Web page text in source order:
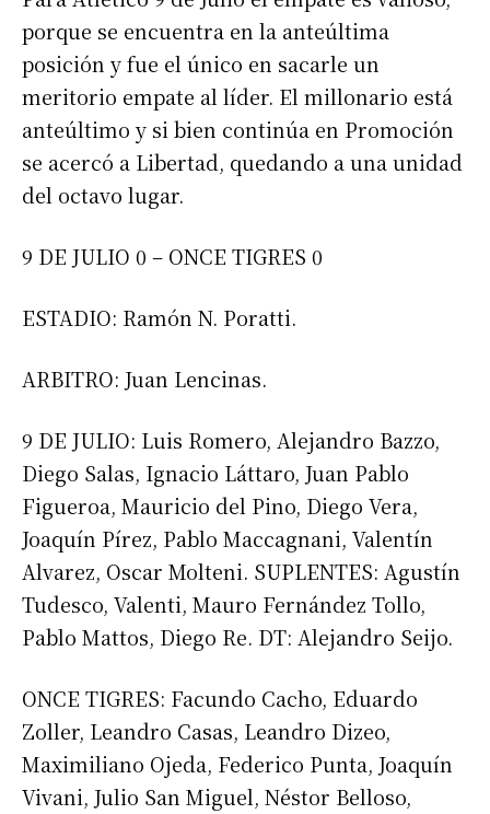
Nombre
Apellidos
Número de teléfono
porque se encuentra en la anteúltima
posición y fue el único en sacarle un
meritorio empate al líder. El millonario está
anteúltimo y si bien continúa en Promoción
se acercó a Libertad, quedando a una unidad
del octavo lugar.
9 DE JULIO 0 – ONCE TIGRES 0
ESTADIO: Ramón N. Poratti.
ARBITRO: Juan Lencinas.
9 DE JULIO: Luis Romero, Alejandro Bazzo,
Diego Salas, Ignacio Láttaro, Juan Pablo
Figueroa, Mauricio del Pino, Diego Vera,
Joaquín Pírez, Pablo Maccagnani, Valentín
Alvarez, Oscar Molteni. SUPLENTES: Agustín
Tudesco, Valenti, Mauro Fernández Tollo,
Pablo Mattos, Diego Re. DT: Alejandro Seijo.
ONCE TIGRES: Facundo Cacho, Eduardo
Zoller, Leandro Casas, Leandro Dizeo,
Maximiliano Ojeda, Federico Punta, Joaquín
Vivani, Julio San Miguel, Néstor Belloso,